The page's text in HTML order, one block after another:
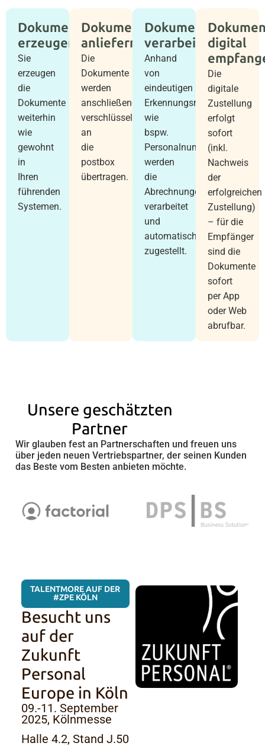
Dokumente
erzeugen:
Sie
erzeugen
die
Dokumente
weiterhin
wie
gewohnt
in
Ihren
führenden
Systemen.
Dokumente
anliefern:
Die
Dokumente
werden
anschließend
verschlüsselt
an
die
postbox
übertragen.
Dokumente
verarbeiten:
Anhand
von
eindeutigen
Erkennungsmerkmalen,
wie
bspw.
Personalnummer,
werden
die
Abrechnungen
verarbeitet
und
automatisch
zugestellt.
digital
Die
digitale
Zustellung
erfolgt
sofort
(inkl.
Nachweis
der
erfolgreichen
Zustellung)
– für die
Empfänger
sind die
Dokumente
sofort
per App
oder Web
abrufbar.
Unsere geschätzten
Partner
Wir glauben fest an Partnerschaften und freuen uns
über jeden neuen Vertriebspartner, der seinen Kunden
das Beste vom Besten anbieten möchte.
TALENTMORE AUF DER
#ZPE KÖLN
Besucht uns
auf der
Zukunft
Personal
Europe in Köln
09.-11. September
2025, Kölnmesse
Halle 4.2, Stand J.50